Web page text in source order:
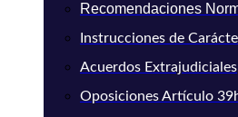
Recomendaciones
Instrucciones de
Acuerdos Extrajudiciales
Oposiciones Artículo